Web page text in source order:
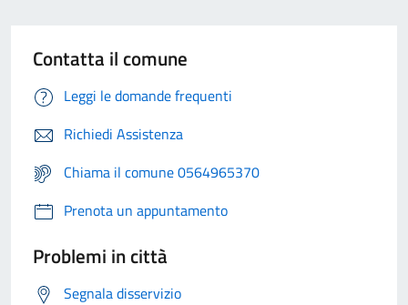
Contatta il comune
Leggi le domande frequenti
Richiedi Assistenza
Chiama il comune 0564965370
Prenota un appuntamento
Problemi in città
Segnala disservizio